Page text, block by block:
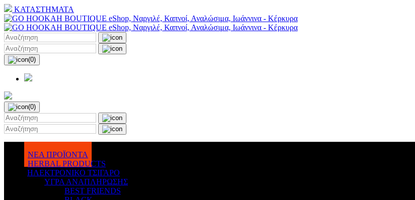
ΚΑΤΑΣΤΗΜΑΤΑ
(0)
(0)
ΝΕΑ ΠΡΟΪΟΝΤΑ
HERBAL PRODUCTS
ΗΛΕΚΤΡΟΝΙΚΟ ΤΣΙΓΑΡΟ
ΥΓΡΑ ΑΝΑΠΛΗΡΩΣΗΣ
BEST FRIENDS